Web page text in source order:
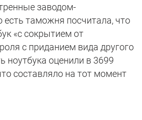
заводом-
есть таможня посчитала, что
«с сокрытием от
с приданием вида другого
ноутбука оценили в 3699
составляло на тот момент